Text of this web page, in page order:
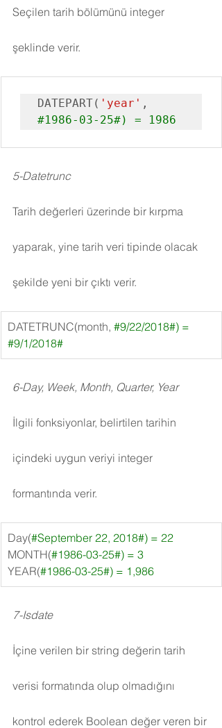
Seçilen tarih bölümünü integer
şeklinde verir.
DATEPART( 'year'
#1986-03-25#) = 1986
5-Datetrunc
Tarih değerleri üzerinde bir kırpma
yaparak, yine tarih veri tipinde olacak
şekilde yeni bir çıktı verir.
DATETRUNC(month, #9/22/2018#) =
#9/1/2018#
6-Day, Week, Month, Quarter, Year
İlgili fonksiyonlar, belirtilen tarihin
içindeki uygun veriyi integer
formantında verir.
Day(#September 22, 2018#) = 22
MONTH(#1986-03-25#) = 3
YEAR(#1986-03-25#) = 1,986
7-Isdate
İçine verilen bir string değerin tarih
verisi formatında olup olmadığını
kontrol ederek Boolean değer veren bir